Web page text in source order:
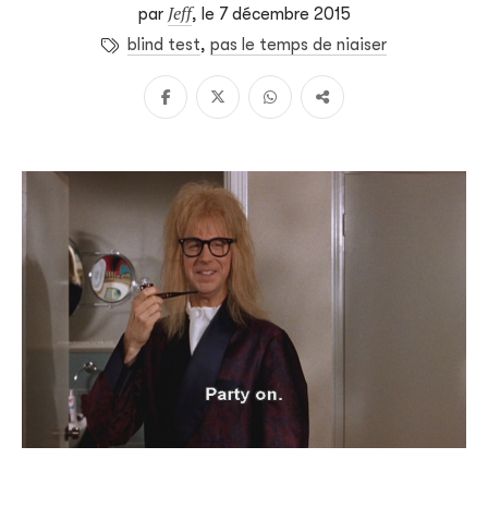
par Jeff, le 7 décembre 2015
blind test, pas le temps de niaiser